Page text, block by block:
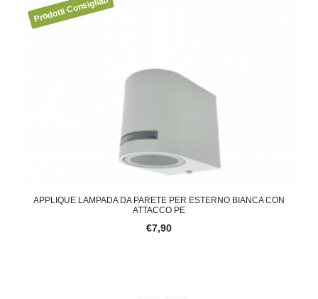
APPLIQUE LAMPADA DA PARETE PER ESTERNO BIANCA CON
ATTACCO PE
€7,90